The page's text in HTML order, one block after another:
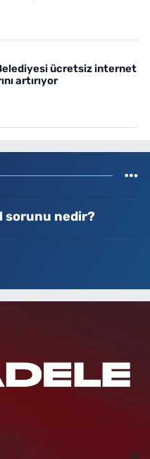
ücretsiz internet
artırıyor
sorunu nedir?